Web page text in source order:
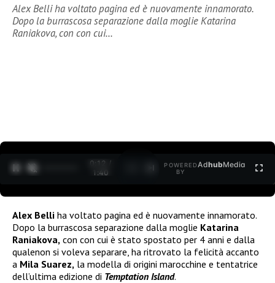
Alex Belli ha voltato pagina ed è nuovamente innamorato.
Dopo la burrascosa separazione dalla moglie Katarina
Raniakova, con con cui…
0:12 /
1:40
POWERED
BY
AdhubMedia
Alex Belli ha voltato pagina ed è nuovamente innamorato.
Dopo la burrascosa separazione dalla moglie Katarina
Raniakova, con con cui è stato spostato per 4 anni e dalla
qualenon si voleva separare, ha ritrovato la felicità accanto
a Mila Suarez, la modella di origini marocchine e tentatrice
dell’ultima edizione di Temptation Island.